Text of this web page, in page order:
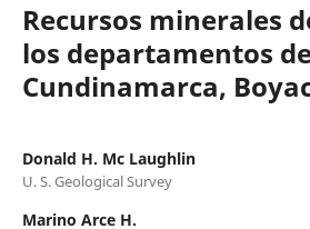
Recursos minerales
los departamentos
Cundinamarca,
Donald H. Mc Laughlin
U. S. Geological Survey
Marino Arce H.